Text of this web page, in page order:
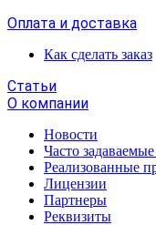
Оплата и доставка
Как сделать заказ
Статьи
О компании
Новости
Часто
Реализованные
Лицензии
Партнеры
Реквизиты